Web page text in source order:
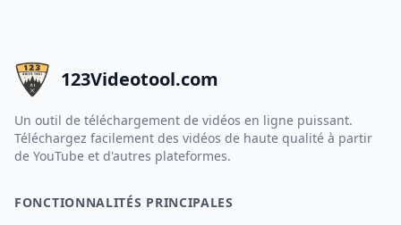
123Videotool.com
Un outil de téléchargement de vidéos en ligne puissant.
Téléchargez facilement des vidéos de haute qualité à partir
de YouTube et d'autres plateformes.
FONCTIONNALITÉS PRINCIPALES